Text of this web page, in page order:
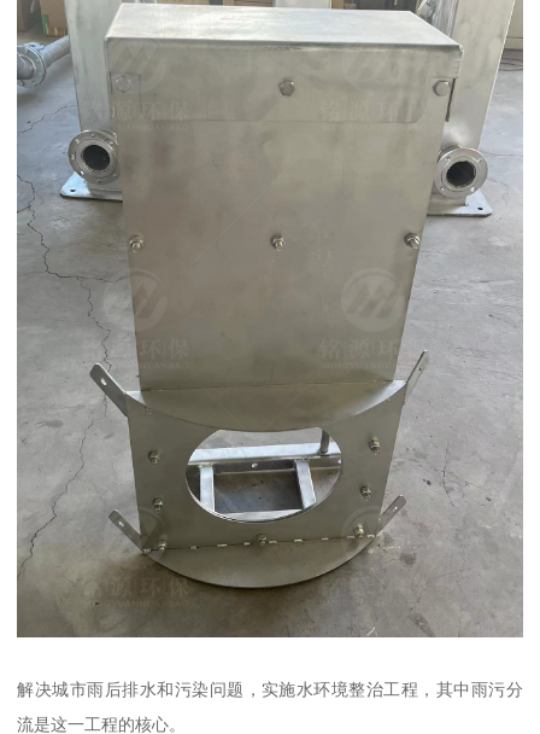
解决城市雨后排水和污染问题，实施水环境整治工程，其中雨污分
流是这一工程的核心。